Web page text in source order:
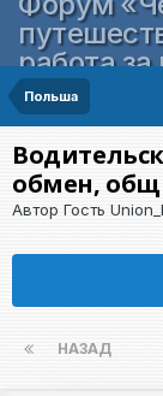
работа
Польша
обмен,
Автор Гость
НАЗАД